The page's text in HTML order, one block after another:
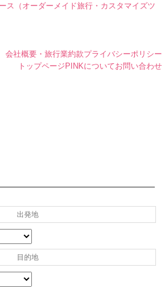
会社概要・旅行業約款プライバシーポリシー
トップページ PINKについてお問い合わせ
出発地
目的地